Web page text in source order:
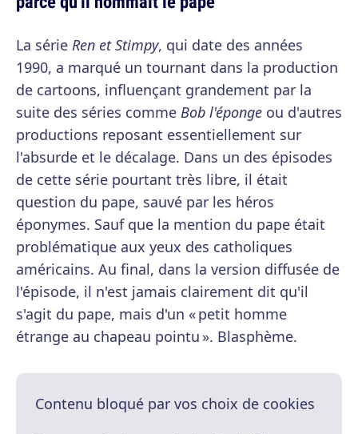
La série Ren et Stimpy, qui date des années
1990, a marqué un tournant dans la production
de cartoons, influençant grandement par la
suite des séries comme Bob l'éponge ou d'autres
productions reposant essentiellement sur
l'absurde et le décalage. Dans un des épisodes
de cette série pourtant très libre, il était
question du pape, sauvé par les héros
éponymes. Sauf que la mention du pape était
problématique aux yeux des catholiques
américains. Au final, dans la version diffusée de
l'épisode, il n'est jamais clairement dit qu'il
s'agit du pape, mais d'un « petit homme
étrange au chapeau pointu ». Blasphème.
Contenu bloqué par vos choix de cookies